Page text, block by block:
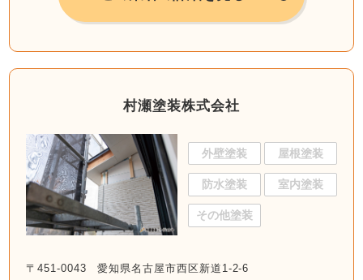
村瀬塗装株式会社
外壁塗装 屋根塗装
防水塗装 室内塗装
その他塗装
〒451-0043 愛知県名古屋市西区新道1-2-6